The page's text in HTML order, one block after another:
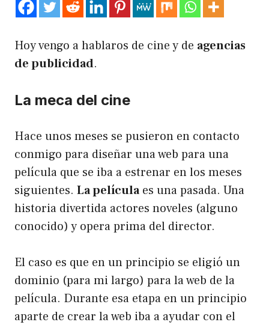
Hoy vengo a hablaros de cine y de agencias
de publicidad.
La meca del cine
Hace unos meses se pusieron en contacto
conmigo para diseñar una web para una
película que se iba a estrenar en los meses
siguientes. La películaes una pasada. Una
historia divertida actores noveles (alguno
conocido) y opera prima del director.
El caso es que en un principio se eligió un
dominio (para mi largo) para la web de la
película. Durante esa etapa en un principio
aparte de crear la web iba a ayudar con el